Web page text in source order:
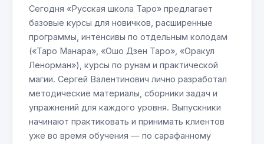
Сегодня «Русская школа Таро» предлагает
базовые курсы для новичков, расширенные
программы, интенсивы по отдельным колодам
(«Таро Манара», «Ошо Дзен Таро», «Оракул
Ленорман»), курсы по рунам и практической
магии. Сергей Валентинович лично разработал
методические материалы, сборники задач и
упражнений для каждого уровня. Выпускники
начинают практиковать и принимать клиентов
уже во время обучения — по сарафанному